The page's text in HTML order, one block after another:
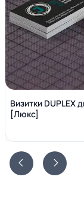
Визитки DUPLEX
[Люкс]